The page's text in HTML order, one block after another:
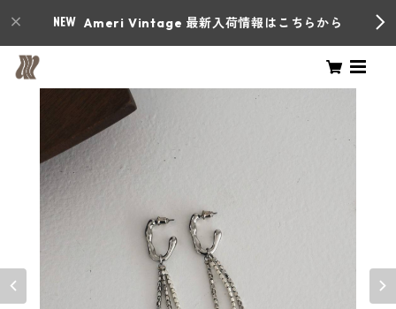
Ameri Vintage 最新入荷情報はこちらから